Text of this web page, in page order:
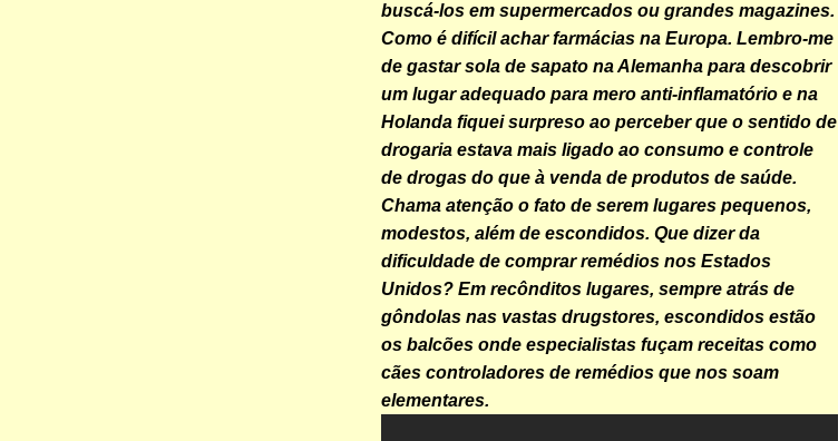
buscá-los em supermercados ou grandes magazines.
Como é difícil achar farmácias na Europa. Lembro-me
de gastar sola de sapato na Alemanha para descobrir
um lugar adequado para mero anti-inflamatório e na
Holanda fiquei surpreso ao perceber que o sentido de
drogaria estava mais ligado ao consumo e controle
de drogas do que à venda de produtos de saúde.
Chama atenção o fato de serem lugares pequenos,
modestos, além de escondidos. Que dizer da
dificuldade de comprar remédios nos Estados
Unidos? Em recônditos lugares, sempre atrás de
gôndolas nas vastas drugstores, escondidos estão
os balcões onde especialistas fuçam receitas como
cães controladores de remédios que nos soam
elementares.